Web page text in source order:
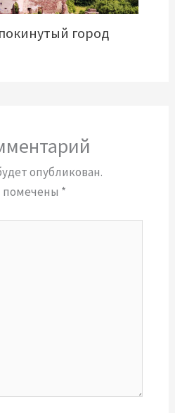
город
опубликован.
помечены *